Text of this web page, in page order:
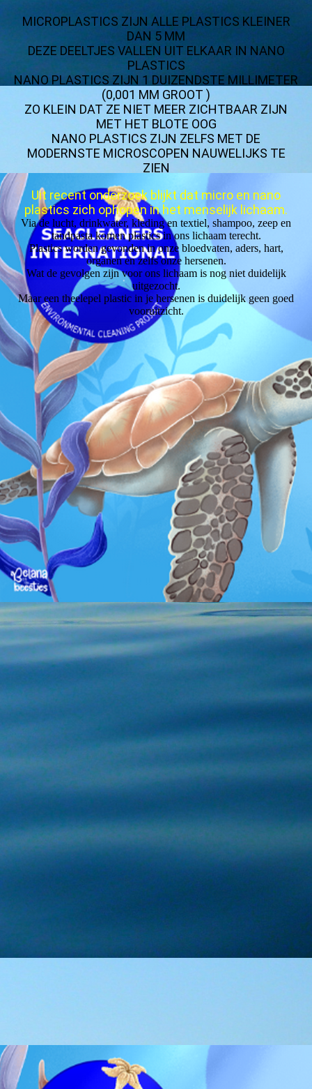
MICROPLASTICS ZIJN ALLE PLASTICS KLEINER
DAN 5 MM
DEZE DEELTJES VALLEN UIT ELKAAR IN NANO
PLASTICS
NANO PLASTICS ZIJN 1 DUIZENDSTE MILLIMETER
(0,001 MM GROOT )
ZO KLEIN DAT ZE NIET MEER ZICHTBAAR ZIJN
MET HET BLOTE OOG
NANO PLASTICS ZIJN ZELFS MET DE
MODERNSTE MICROSCOPEN NAUWELIJKS TE
ZIEN
Uit recent onderzoek blijkt dat micro en nano
plastics zich ophopen in het menselijk lichaam.
Via de lucht, drinkwater, kleding en textiel, shampoo, zeep en
tandpasta komen plastics in ons lichaam terecht.
Plastics worden gevonden in onze bloedvaten, aders, hart,
organen en zelfs onze hersenen.
Wat de gevolgen zijn voor ons lichaam is nog niet duidelijk
uitgezocht.
Maar een theelepel plastic in je hersenen is duidelijk geen goed
vooruitzicht.